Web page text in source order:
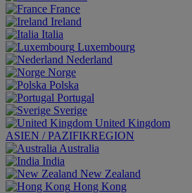
France
Ireland
Italia
Luxembourg
Nederland
Norge
Polska
Portugal
Sverige
United Kingdom
ASIEN / PAZIFIKREGION
Australia
India
New Zealand
Hong Kong